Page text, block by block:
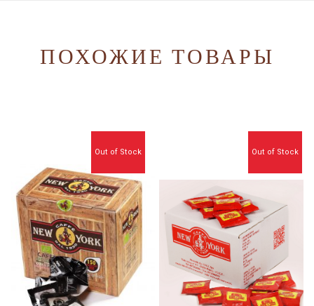
ПОХОЖИЕ ТОВАРЫ
Out of Stock Out of Stock